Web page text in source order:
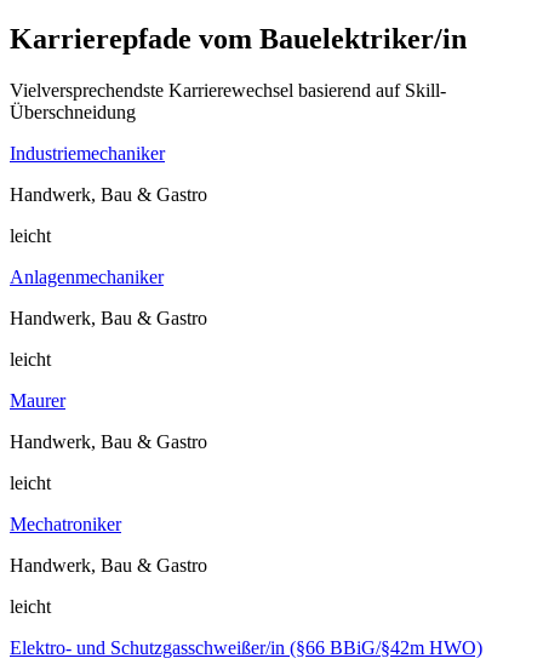
Karrierepfade vom Bauelektriker/in
Vielversprechendste Karrierewechsel basierend auf Skill-
Überschneidung
Industriemechaniker
Handwerk, Bau & Gastro
leicht
Anlagenmechaniker
Handwerk, Bau & Gastro
leicht
Maurer
Handwerk, Bau & Gastro
leicht
Mechatroniker
Handwerk, Bau & Gastro
leicht
Elektro- und Schutzgasschweißer/in (§66 BBiG/§42m HWO)